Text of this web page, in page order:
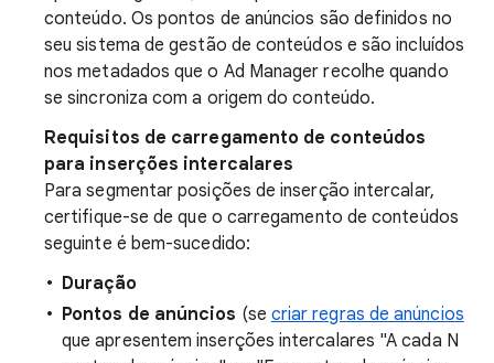
conteúdo. Os pontos de anúncios são definidos no
seu sistema de gestão de conteúdos e são incluídos
nos metadados que o Ad Manager recolhe quando
se sincroniza com a origem do conteúdo.
Requisitos de carregamento de conteúdos
para inserções intercalares
Para segmentar posições de inserção intercalar,
certifique-se de que o carregamento de conteúdos
seguinte é bem-sucedido:
Duração
Pontos de anúncios (se criar regras de anúncios
que apresentem inserções intercalares "A cada N